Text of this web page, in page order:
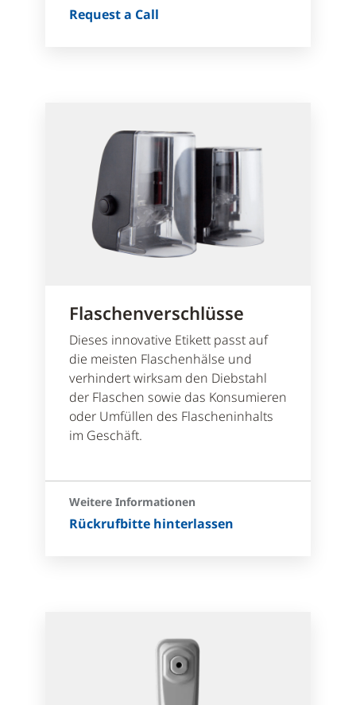
Request a Call
Flaschenverschlüsse
Dieses innovative Etikett passt auf
die meisten Flaschenhälse und
verhindert wirksam den Diebstahl
der Flaschen sowie das Konsumieren
oder Umfüllen des Flascheninhalts
im Geschäft.
Weitere Informationen
Rückrufbitte hinterlassen